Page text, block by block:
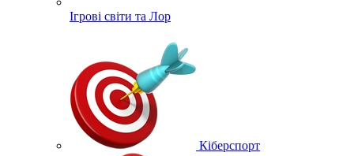
Ігрові світи та Лор
Кіберспорт